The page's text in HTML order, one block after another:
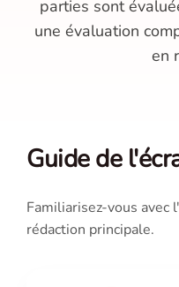
parties sont
une évaluation
en
Guide de
Familiarisez-vous avec
rédaction principale.